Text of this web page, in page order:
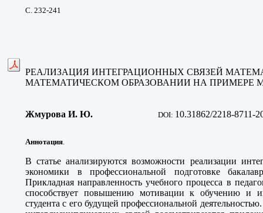
С. 232-241
РЕАЛИЗАЦИЯ ИНТЕГРАЦИОННЫХ СВЯЗЕЙ
МАТЕМАТИЧЕСКОМ ОБРАЗОВАНИИ НА ПРИМЕРЕ
Жмурова И. Ю. DOI: 10.31862/2218-8711-
Аннотация.
В статье анализируются возможности реализации
экономики в профессиональной подготовке
Прикладная направленность учебного процесса в
способствует повышению мотивации к обучению и
студента с его будущей профессиональной